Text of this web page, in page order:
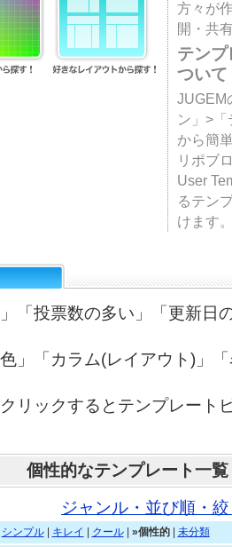
方々が
開・共
テン
ついて
JUGEM
ン」>
から簡
リポブ
User
るテン
けます
「投票数の多い」「更新日
」「カラム(レイアウト)」
リックするとテンプレート
個性的なテンプレート一覧
ジャンル・並び順・
シンプル| キレイ クール| »個性的| 未分類